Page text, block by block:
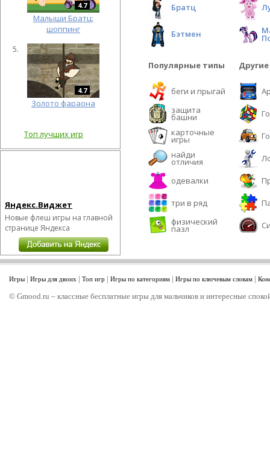
4.7
Малыши Братц:
шоппинг
4.7
Золото фараона
Топ лучших игр
Яндекс.Виджет
Новые флеш игры на главной
странице Яндекса
Братц
Бэтмен
Популярные типы
беги и прыгай
защита
башни
карточные
игры
найди
отличия
одевалки
три в ряд
физический
пазл
Игры | Игры для двоих | Топ игр | Игры по категориям | Игры по ключевым словам |
© Gmood.ru – классные бесплатные игры для мальчиков и интересные